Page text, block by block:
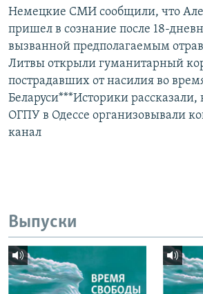
Немецкие СМИ сообщили, что
пришел в сознание после 18-
вызванной предполагаемым
Литвы открыли гуманитарный
пострадавших от насилия во
Беларуси***Историки рассказали,
ОГПУ в Одессе организовывали
канал
Выпуски